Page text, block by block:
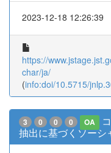
2023-12-18 12:26:39
https://
char/ja/
(info:doi/10.5715/
3 0 0 0 OA
抽出に基づくソーシ